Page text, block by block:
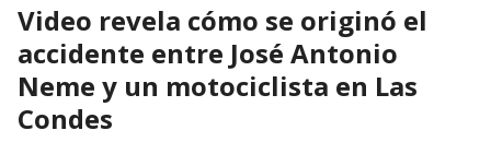
Video revela cómo se originó el
accidente entre José Antonio
Neme y un motociclista en Las
Condes